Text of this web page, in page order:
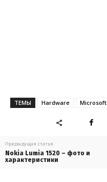
ТЕМЫ Hardware Microsoft
Предыдущая статья
Nokia Lumia 1520 – фото и
характеристики